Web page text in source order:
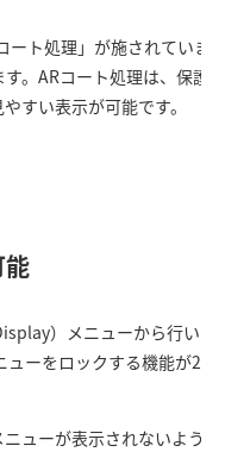
ート処理」が施されていま
。ARコート処理は、保
すい表示が可能です。
）メニューから行い
ーをロックする機能が2種
ューが表示されないよう